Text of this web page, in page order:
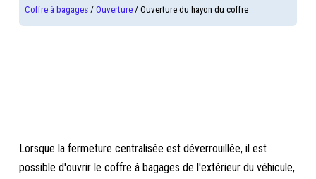
Coffre à bagages /Ouverture / Ouverture du hayon du coffre
Lorsque la fermeture centralisée est déverrouillée, il est
possible d'ouvrir le coffre à bagages de l'extérieur du véhicule,